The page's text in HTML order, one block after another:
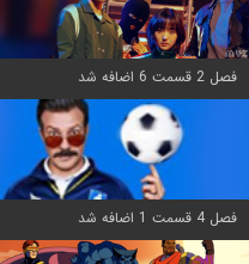
فصل 2 قسمت 6 اضافه شد
فصل 4 قسمت 1 اضافه شد